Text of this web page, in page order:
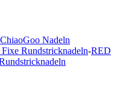
ChiaoGoo Nadeln
Rundstricknadeln-RED